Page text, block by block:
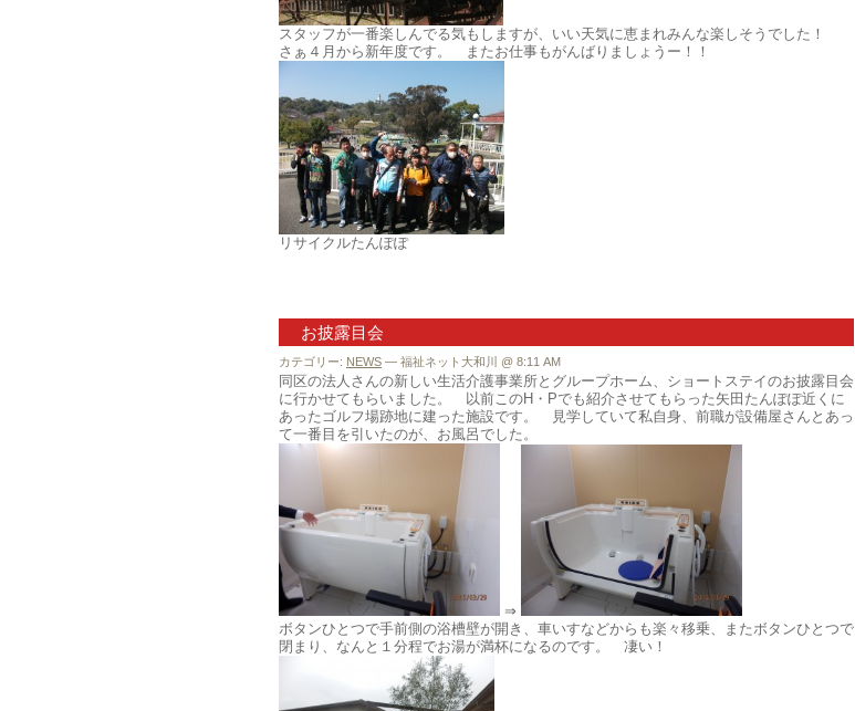
スタッフが一番楽しんでる気もしますが、いい天気に恵まれみんな楽しそうでした！
さぁ４月から新年度です。 またお仕事もがんばりましょうー！！
リサイクルたんぽぽ
お披露目会
カテゴリー: NEWS — 福祉ネット大和川 @ 8:11 AM
同区の法人さんの新しい生活介護事業所とグループホーム、ショートステイのお披露目会
に行かせてもらいました。 以前このH・Pでも紹介させてもらった矢田たんぽぽ近くに
あったゴルフ場跡地に建った施設です。 見学していて私自身、前職が設備屋さんとあっ
て一番目を引いたのが、お風呂でした。
⇒
ボタンひとつで手前側の浴槽壁が開き、車いすなどからも楽々移乗、またボタンひとつで
閉まり、なんと１分程でお湯が満杯になるのです。 凄い！